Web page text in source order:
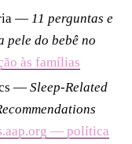
— 11 perguntas e
pele do bebê no
às famílias
— Sleep-Related
— política